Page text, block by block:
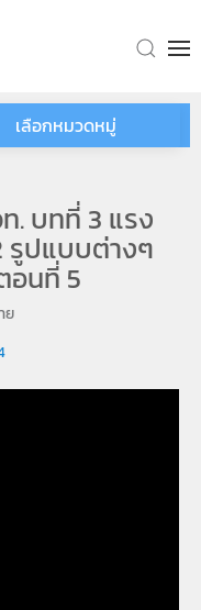
เลือกหมวดหมู่
. บทที่ 3 แรง
รูปแบบต่างๆ
อนที่ 5
ย